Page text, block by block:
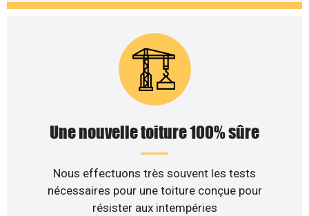
Une nouvelle toiture 100% sûre
Nous effectuons très souvent les tests
nécessaires pour une toiture conçue pour
résister aux intempéries